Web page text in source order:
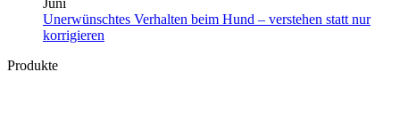
Klima
Warum
Juni
Unerwünschtes Verhalten beim Hund – verstehen statt nur
korrigieren
Produkte